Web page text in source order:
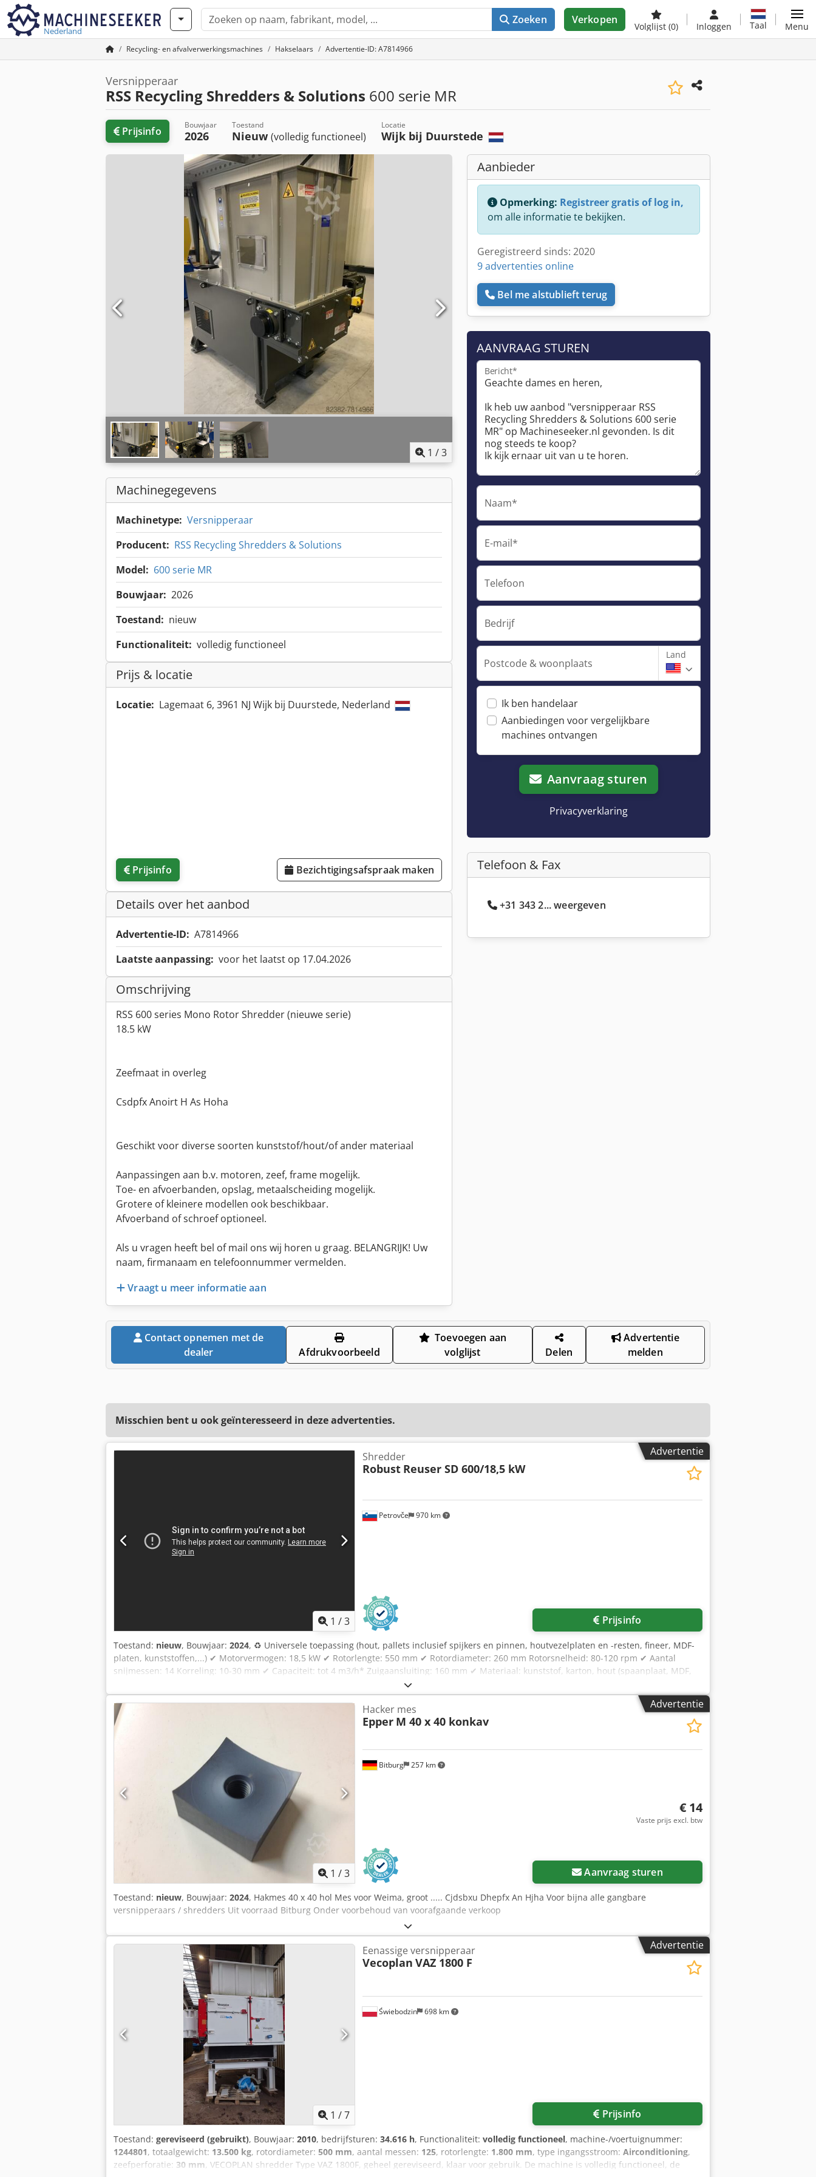
Nederland
Zoeken Verkopen
Volglijst (0) Inloggen Taal Menu
Recycling- en afvalverwerkingsmachines Hakselaars Advertentie-ID: A7814966
Versnipperaar
RSS Recycling Shredders & Solutions 600 serie MR
Prijsinfo Bouwjaar
2026
Toestand
Nieuw (volledig functioneel)
Locatie
Wijk bij Duurstede
1 /3
Machinegegevens
Machinetype: Versnipperaar
Producent: RSS Recycling Shredders & Solutions
Model: 600 serie MR
Bouwjaar: 2026
Toestand: nieuw
Functionaliteit: volledig functioneel
Prijs & locatie
Locatie: Lagemaat 6, 3961 NJ Wijk bij Duurstede, Nederland
Prijsinfo Bezichtigingsafspraak maken
Details over het aanbod
Advertentie-ID: A7814966
Laatste aanpassing: voor het laatst op 17.04.2026
Omschrijving
RSS 600 series Mono Rotor Shredder (nieuwe serie)
18.5 kW
Zeefmaat in overleg
Csdpfx Anoirt H As Hoha
Geschikt voor diverse soorten kunststof/hout/of ander materiaal
Aanpassingen aan b.v. motoren, zeef, frame mogelijk.
Toe- en afvoerbanden, opslag, metaalscheiding mogelijk.
Grotere of kleinere modellen ook beschikbaar.
Afvoerband of schroef optioneel.
Als u vragen heeft bel of mail ons wij horen u graag. BELANGRIJK! Uw
naam, firmanaam en telefoonnummer vermelden.
Vraagt u meer informatie aan
Aanbieder
Opmerking: Registreer gratis of log in,
om alle informatie te bekijken.
Geregistreerd sinds: 2020
9 advertenties online
Bel me alstublieft terug
AANVRAAG STUREN
Bericht*
Naam*
E-mail*
Telefoon
Bedrijf
Postcode & woonplaats
Land
Ik ben handelaar
Aanbiedingen voor vergelijkbare
machines ontvangen
Aanvraag sturen
Privacyverklaring
Telefoon & Fax
+31 343 2... weergeven
Contact opnemen met de
dealer
Afdrukvoorbeeld
Toevoegen aan
volglijst
Delen
Advertentie
melden
Misschien bent u ook geïnteresseerd in deze advertenties.
Advertentie
1 /3
Petrovče 970 km
Shredder
Robust Reuser SD 600/18,5 kW
Prijsinfo
Toestand: nieuw, Bouwjaar: 2024, ♻ Universele toepassing (hout, pallets inclusief spijkers en pinnen, houtvezelplaten en -resten, fineer, MDF-
platen, kunststoffen,...) ✔ Motorvermogen: 18,5 kW ✔ Rotorlengte: 550 mm ✔ Rotordiameter: 260 mm Rotorsnelheid: 80-120 rpm ✔ Aantal
snijmessen: 14 Korreling: 10-30 mm ✔ Capaciteit: tot 4 m3/h* Zuigaansluiting: 160 mm ✔ Materiaal: kunststof, karton, hout (spaanplaat, MDF,
afval,...) Chjdpfxjiq U A Sj An Hoa ✔ Vulopening: 939 x 567 mm ✔ Afmetingen L/W/H: 1,88/1,12/1,67 m Gewicht: 1250 kg 2 jaar garantie of 2000
werkuren
Advertentie
1 /3
Bitburg 257 km
Hacker mes
Epper M 40 x 40 konkav
€ 14
Vaste prijs excl. btw
Aanvraag sturen
Toestand: nieuw, Bouwjaar: 2024, Hakmes 40 x 40 hol Mes voor Weima, groot ..... Cjdsbxu Dhepfx An Hjha Voor bijna alle gangbare
versnipperaars / shredders Uit voorraad Bitburg Onder voorbehoud van voorafgaande verkoop
Advertentie
1 /7
Świebodzin 698 km
Eenassige versnipperaar
Vecoplan VAZ 1800 F
Prijsinfo
Toestand: gereviseerd (gebruikt), Bouwjaar: 2010, bedrijfsturen: 34.616 h, Functionaliteit: volledig functioneel, machine-/voertuignummer:
1244801, totaalgewicht: 13.500 kg, rotordiameter: 500 mm, aantal messen: 125, rotorlengte: 1.800 mm, type ingangsstroom: Airconditioning,
zeefperforatie: 30 mm, VECOPLAN shredder Type VAZ 1800F, geheel gereviseerd, klaar voor gebruik. De machine is volledig functioneel, de